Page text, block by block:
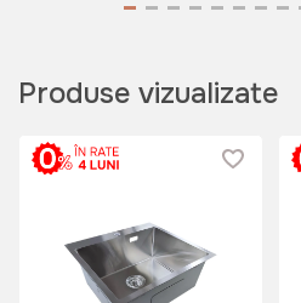
Produse vizualizate